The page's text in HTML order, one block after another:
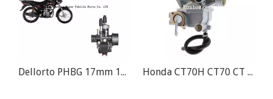
Dellorto PHBG 17mm 19mm 21mm Edition DS Motorrad Vergaser Honda CT70H CT70 CT 70 Motorrad KO Mini Trail Bike Vergaser